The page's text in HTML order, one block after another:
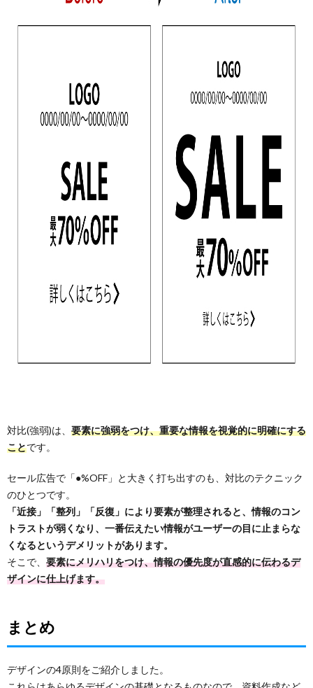
対比(強弱)は、 要素に強弱をつけ、重要な情報を視覚的に明確にする
ことです。
セール広告で「●%OFF」と大きく打ち出すのも、対比のテクニック
のひとつです。
「近接」「整列」「反復」により要素が整理されると、情報のコン
トラストが弱くなり、一番伝えたい情報がユーザーの目に止まらな
くなるというデメリットがあります。
そこで、 要素にメリハリをつけ、情報の優先度が直感的に伝わるデ
ザインに仕上げます。
まとめ
デザインの4原則をご紹介しました。